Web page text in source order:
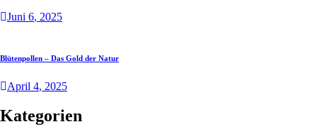
Juni 6, 2025
Blütenpollen – Das Gold der Natur
April 4, 2025
Kategorien